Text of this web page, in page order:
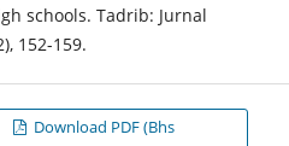
schools. Tadrib: Jurnal
152-159.
Download PDF (Bhs